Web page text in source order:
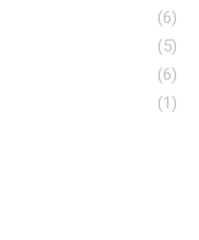
(6)
(5)
(6)
(1)